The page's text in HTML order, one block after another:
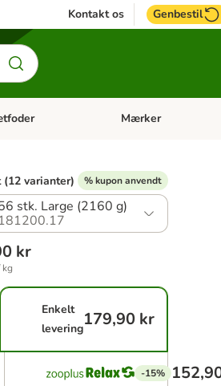
Kontakt os Genbestil
menu: Hest Åben kategori
Mærker
(12 varianter) % kupon anvendt
stk. Large (2160 g)
181200.17
kr
kg
Enkelt
levering179,90 kr
-15%